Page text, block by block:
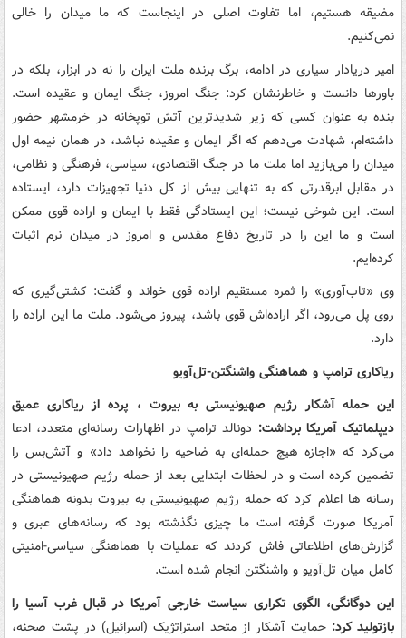
مضیقه هستیم، اما تفاوت اصلی در اینجاست که ما میدان را خالی
نمی‌کنیم.
امیر دریادار سیاری در ادامه، برگ برنده ملت ایران را نه در ابزار، بلکه در
باورها دانست و خاطرنشان کرد: جنگ امروز، جنگ ایمان و عقیده است.
بنده به عنوان کسی که زیر شدیدترین آتش توپخانه در خرمشهر حضور
داشته‌ام، شهادت می‌دهم که اگر ایمان و عقیده نباشد، در همان نیمه اول
میدان را می‌بازید اما ملت ما در جنگ اقتصادی، سیاسی، فرهنگی و نظامی،
در مقابل ابرقدرتی که به تنهایی بیش از کل دنیا تجهیزات دارد، ایستاده
است. این شوخی نیست؛ این ایستادگی فقط با ایمان و اراده قوی ممکن
است و ما این را در تاریخ دفاع مقدس و امروز در میدان نرم اثبات
کرده‌ایم.
وی «تاب‌آوری» را ثمره مستقیم اراده قوی خواند و گفت: کشتی‌گیری که
روی پل می‌رود، اگر اراده‌اش قوی باشد، پیروز می‌شود. ملت ما این اراده را
دارد.
ریاکاری ترامپ و هماهنگی واشنگتن-تل‌آویو
این حمله آشکار رژیم صهیونیستی به بیروت ، پرده از ریاکاری عمیق
دیپلماتیک آمریکا برداشت: دونالد ترامپ در اظهارات رسانه‌ای متعدد، ادعا
می‌کرد که «اجازه هیچ حمله‌ای به ضاحیه را نخواهد داد» و آتش‌بس را
تضمین کرده است و در لحظات ابتدایی بعد از حمله رژیم صهیونیستی در
رسانه ها اعلام کرد که حمله رژیم صهیونیستی به بیروت بدونه هماهنگی
آمریکا صورت گرفته است ما چیزی نگذشته بود که رسانه‌های عبری و
گزارش‌های اطلاعاتی فاش کردند که عملیات با هماهنگی سیاسی-امنیتی
کامل میان تل‌آویو و واشنگتن انجام شده است.
این دوگانگی، الگوی تکراری سیاست خارجی آمریکا در قبال غرب آسیا را
بازتولید کرد:حمایت آشکار از متحد استراتژیک (اسرائیل) در پشت صحنه،